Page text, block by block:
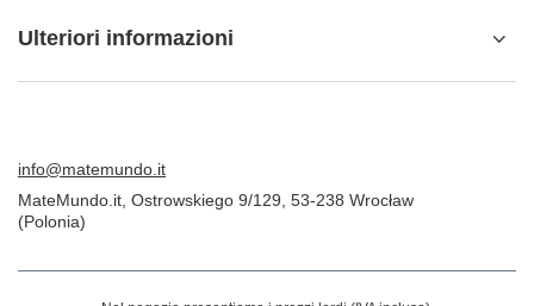
Ulteriori informazioni
info@matemundo.it
MateMundo.it Ostrowskiego 9/129 53-238 Wrocław
(Polonia)